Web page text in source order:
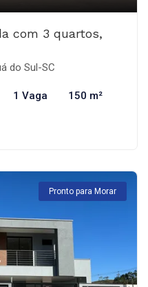
com 3 quartos,
do Sul-SC
1 Vaga 150 m²
Pronto para Morar